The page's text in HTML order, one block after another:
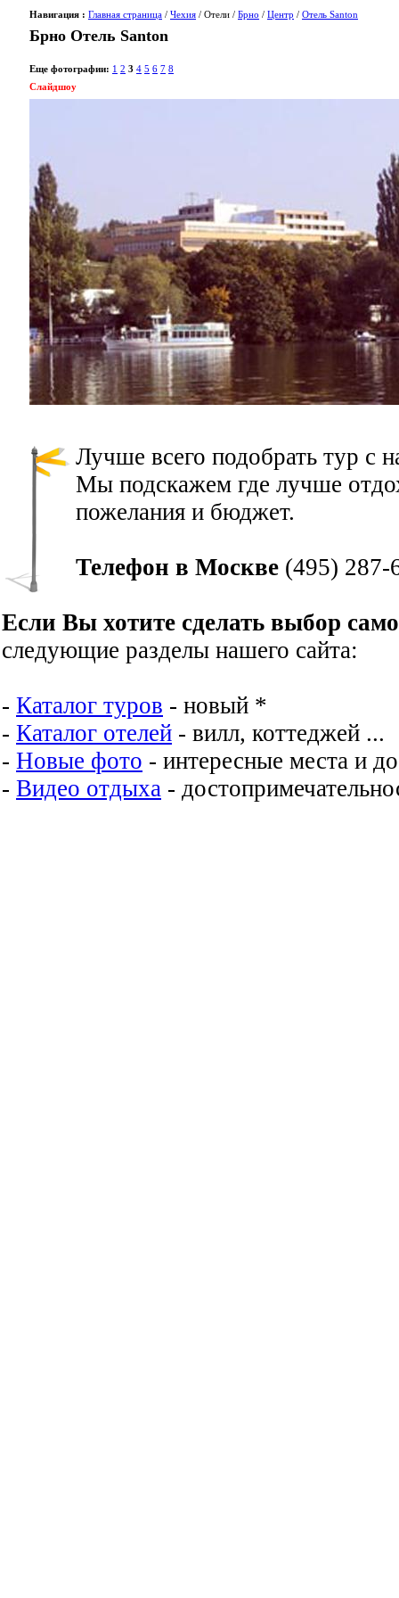
Навигация : Главная страница / Чехия / Отели / Брно / Центр / Отель Santon
Брно Отель Santon
Еще фотографии: 1 2 3 4 5 6 7 8
Слайдшоу
Лучше всего подобрать тур с
Мы подскажем где лучше
пожелания и бюджет.
Телефон в Москве (495) 287-
Если Вы хотите сделать выбор
следующие разделы нашего сайта:
- Каталог туров - новый *
- Каталог отелей - вилл, коттеджей ...
- Новые фото - интересные места и
- Видео отдыха -